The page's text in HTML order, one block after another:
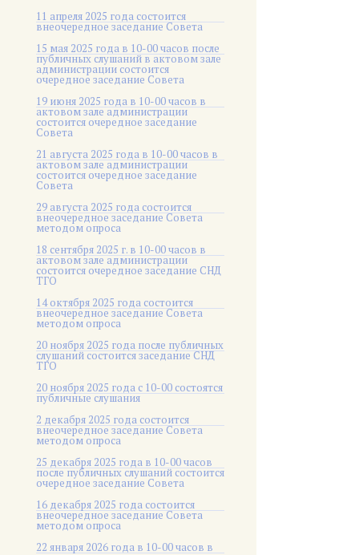
11 апреля 2025 года состоится
внеочередное заседание Совета
15 мая 2025 года в 10-00 часов после
публичных слушаний в актовом зале
администрации состоится
очередное заседание Совета
19 июня 2025 года в 10-00 часов в
актовом зале администрации
состоится очередное заседание
Совета
21 августа 2025 года в 10-00 часов в
актовом зале администрации
состоится очередное заседание
Совета
29 августа 2025 года состоится
внеочередное заседание Совета
методом опроса
18 сентября 2025 г. в 10-00 часов в
актовом зале администрации
состоится очередное заседание СНД
ТГО
14 октября 2025 года состоится
внеочередное заседание Совета
методом опроса
20 ноября 2025 года после публичных
слушаний состоится заседание СНД
ТГО
20 ноября 2025 года c 10-00 состоятся
публичные слушания
2 декабря 2025 года состоится
внеочередное заседание Совета
методом опроса
25 декабря 2025 года в 10-00 часов
после публичных слушаний состоится
очередное заседание Совета
16 декабря 2025 года состоится
внеочередное заседание Совета
методом опроса
22 января 2026 года в 10-00 часов в